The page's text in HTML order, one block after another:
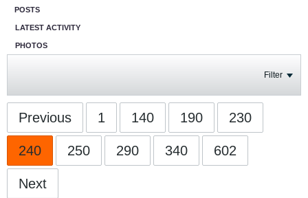
POSTS
LATEST ACTIVITY
PHOTOS
Filter
Previous 1 140 190 230
240 250 290 340 602
Next